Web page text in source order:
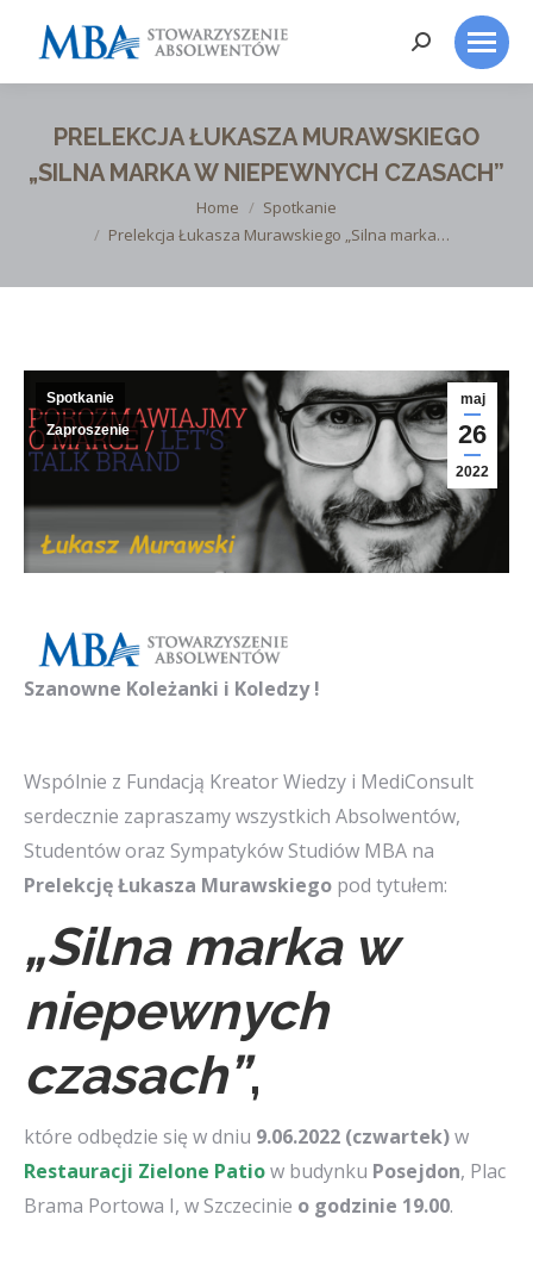
Search:
PRELEKCJA ŁUKASZA MURAWSKIEGO
„SILNA MARKA W NIEPEWNYCH CZASACH”
Home
Spotkanie
Prelekcja Łukasza Murawskiego „Silna marka…
maj
26
2022
Spotkanie
Zaproszenie
Szanowne Koleżanki i Koledzy !
Wspólnie z Fundacją Kreator Wiedzy i MediConsult
serdecznie zapraszamy wszystkich Absolwentów,
Studentów oraz Sympatyków Studiów MBA na
Prelekcję Łukasza Murawskiego pod tytułem:
„Silna marka w
niepewnych
czasach”,
które odbędzie się w dniu 9.06.2022 (czwartek)w
Restauracji Zielone Patiow budynku Posejdon, Plac
Brama Portowa I, w Szczecinie o godzinie 19.00.